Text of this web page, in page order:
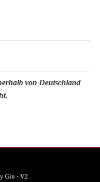
von Deutschland
Gin - V2